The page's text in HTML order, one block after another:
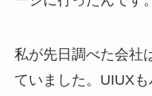
私が先日調べた会社
ていました。UIUX